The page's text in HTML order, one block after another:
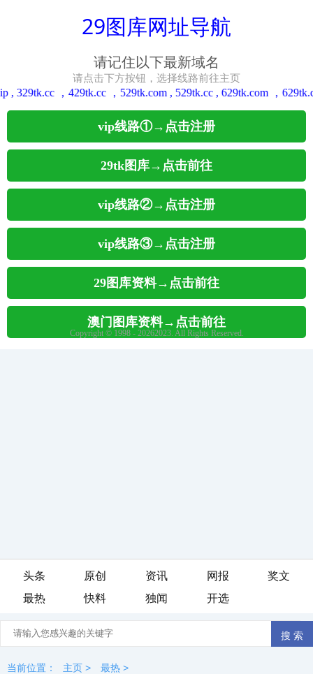
头条 原创 资讯 网报
奖文
最热
快料 独闻 开选
当前位置： 主页 > 最热 >